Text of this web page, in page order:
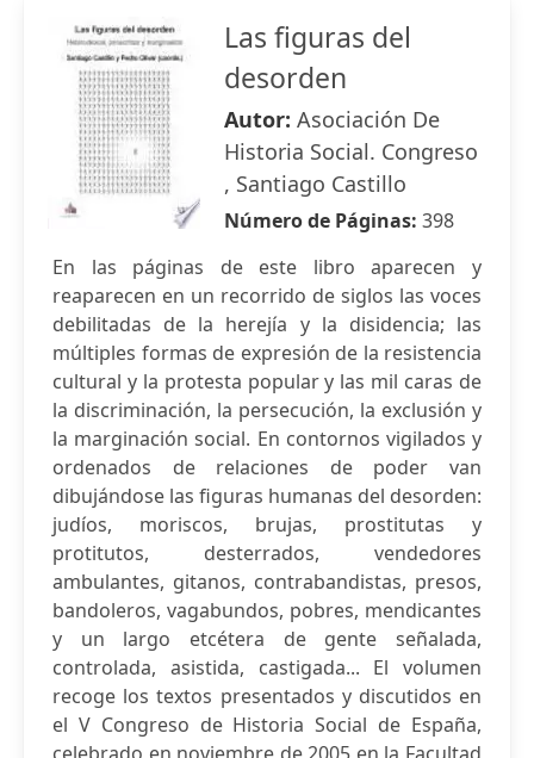
Las figuras del
desorden
Autor: Asociación De
Historia Social. Congreso
, Santiago Castillo
Número de Páginas: 398
En las páginas de este libro aparecen y
reaparecen en un recorrido de siglos las voces
debilitadas de la herejía y la disidencia; las
múltiples formas de expresión de la resistencia
cultural y la protesta popular y las mil caras de
la discriminación, la persecución, la exclusión y
la marginación social. En contornos vigilados y
ordenados de relaciones de poder van
dibujándose las figuras humanas del desorden:
judíos, moriscos, brujas, prostitutas y
protitutos, desterrados, vendedores
ambulantes, gitanos, contrabandistas, presos,
bandoleros, vagabundos, pobres, mendicantes
y un largo etcétera de gente señalada,
controlada, asistida, castigada... El volumen
recoge los textos presentados y discutidos en
el V Congreso de Historia Social de España,